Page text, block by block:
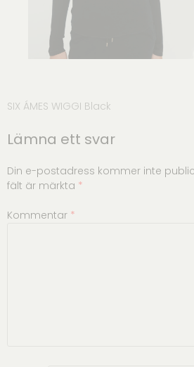
Inläggsnavigering
SIX ÁMES WIGGI Black
Lämna ett svar
Din e-postadress kommer inte
fält är märkta *
Kommentar *